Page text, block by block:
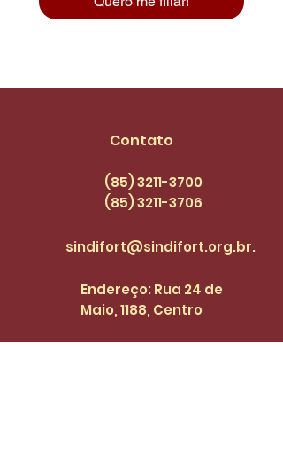
Contato
(85) 3211-3700
(85) 3211-3706
sindifort@sindifort.org.br.
Endereço: Rua 24 de
Maio, 1188, Centro